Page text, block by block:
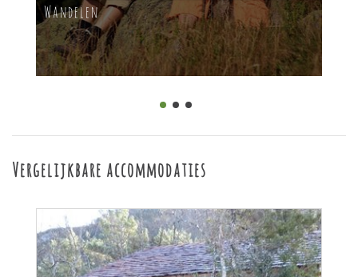
Wandelen
Vergelijkbare accommodaties